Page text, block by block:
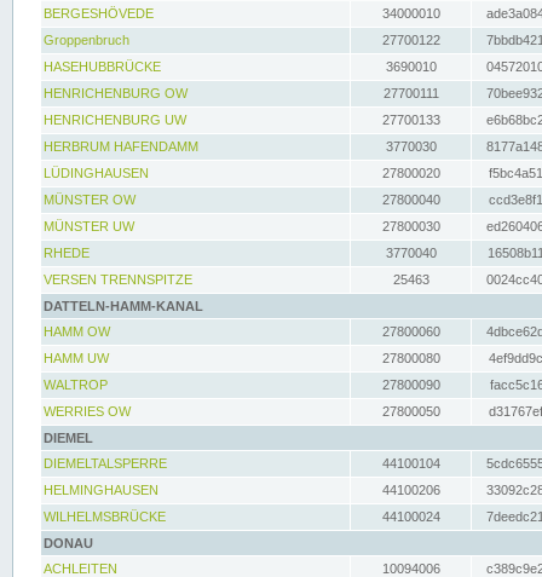
BERGESHÖVEDE
34000010
Groppenbruch
27700122
HASEHUBBRÜCKE
3690010
HENRICHENBURG OW
27700111
HENRICHENBURG UW
27700133
HERBRUM HAFENDAMM
3770030
LÜDINGHAUSEN
27800020
MÜNSTER OW
27800040
MÜNSTER UW
27800030
RHEDE
3770040
VERSEN TRENNSPITZE
25463
DATTELN-HAMM-KANAL
HAMM OW
27800060
HAMM UW
27800080
WALTROP
27800090
WERRIES OW
27800050
DIEMEL
DIEMELTALSPERRE
44100104
HELMINGHAUSEN
44100206
WILHELMSBRÜCKE
44100024
DONAU
ACHLEITEN
10094006